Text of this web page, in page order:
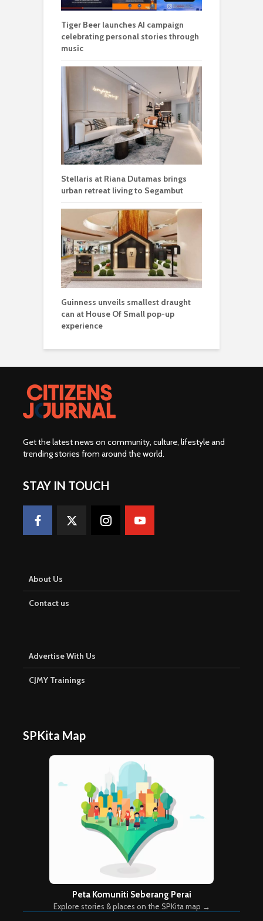
Tiger Beer launches AI campaign
celebrating personal stories through
music
Stellaris at Riana Dutamas brings
urban retreat living to Segambut
Guinness unveils smallest draught
can at House Of Small pop-up
experience
Get the latest news on community, culture, lifestyle and
trending stories from around the world.
STAY IN TOUCH
About Us
Contact us
Advertise With Us
CJMY Trainings
SPKita Map
Peta Komuniti Seberang Perai
Explore stories & places on the SPKita map →